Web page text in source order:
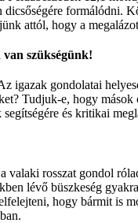
formálódni.
attól, hogy a
szükségünk!
igazak gondolatai
Tudjuk-e, hogy
és kritikai
valaki rosszat gondol
lévő büszkeség
hogy bármit is